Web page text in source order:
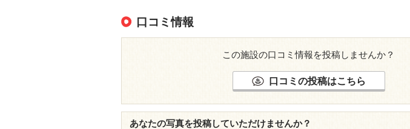
口コミ情報
この施設の口コミ情報を投稿しませんか？
口コミの投稿はこちら
あなたの写真を投稿していただけませんか？